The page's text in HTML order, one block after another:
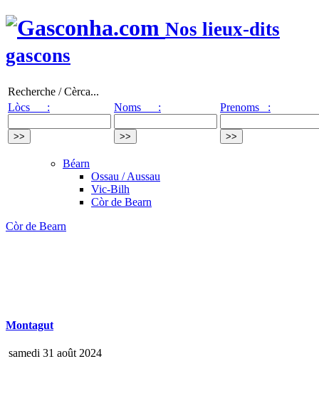
Nos lieux-dits
gascons
Recherche / Cèrca...
Lòcs :
Noms : Prenoms :
Béarn
Ossau / Aussau
Vic-Bilh
Còr de Bearn
Còr de Bearn
Montagut
samedi 31 août 2024